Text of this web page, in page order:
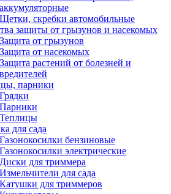
аккумуляторные
Щетки, скребки автомобильные
защиты от грызунов и насекомых
Защита от грызунов
Защита от насекомых
Защита растений от болезней и
вредителей
парники
Грядки
Парники
Теплицы
для сада
Газонокосилки бензиновые
Газонокосилки электрические
Диски для триммера
Измельчители для сада
Катушки для триммеров